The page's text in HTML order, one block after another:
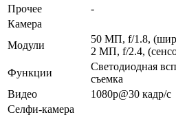
Прочее
-
Камера
Модули
50 МП, f/1.8,
2 МП, f/2.4,
Функ­ции
Светодиодная
съемка
Видео
1080p@30 кадр/с
Селфи-камера